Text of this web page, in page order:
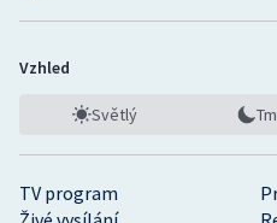
TV program
Vzhled
Světlý